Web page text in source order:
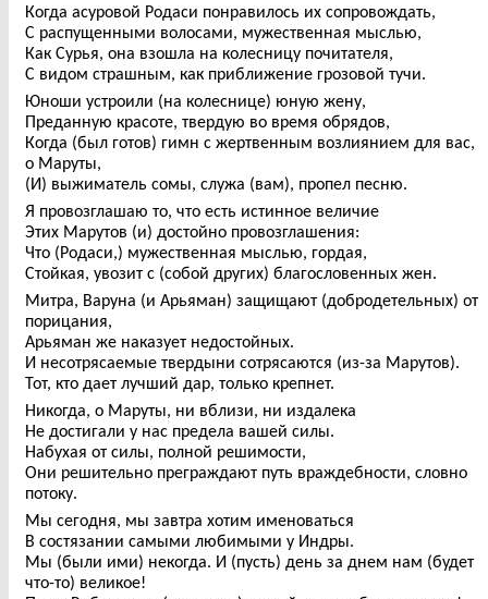
Когда асуровой Родаси понравилось их сопровождать,
С распущенными волосами, мужественная мыслью,
Как Сурья, она взошла на колесницу почитателя,
С видом страшным, как приближение грозовой тучи.
Юноши устроили (на колеснице) юную жену,
Преданную красоте, твердую во время обрядов,
Когда (был готов) гимн с жертвенным возлиянием для вас,
о Маруты,
(И) выжиматель сомы, служа (вам), пропел песню.
Я провозглашаю то, что есть истинное величие
Этих Марутов (и) достойно провозглашения:
Что (Родаси,) мужественная мыслью, гордая,
Стойкая, увозит с (собой других) благословенных жен.
Митра, Варуна (и Арьяман) защищают (добродетельных) от
порицания,
Арьяман же наказует недостойных.
И несотрясаемые твердыни сотрясаются (из-за Марутов).
Тот, кто дает лучший дар, только крепнет.
Никогда, о Маруты, ни вблизи, ни издалека
Не достигали у нас предела вашей силы.
Набухая от силы, полной решимости,
Они решительно преграждают путь враждебности, словно
потоку.
Мы сегодня, мы завтра хотим именоваться
В состязании самыми любимыми у Индры.
Мы (были ими) некогда. И (пусть) день за днем нам (будет
что-то) великое!